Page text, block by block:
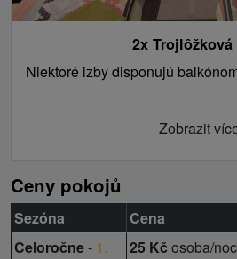
2x Trojlôžková
Niektoré izby disponujú
Zobrazit
Ceny pokojů
Sezóna Cena
Celoročne- 1.
25 Kč osoba/noc